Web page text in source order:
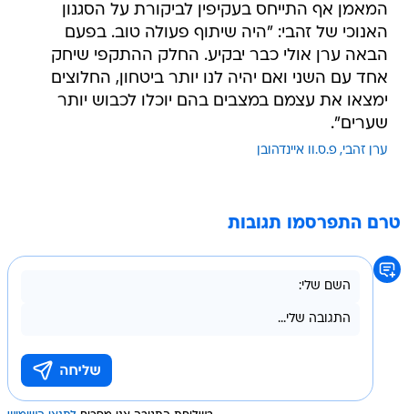
המאמן אף התייחס בעקיפין לביקורת על הסגנון
האנוכי של זהבי: "היה שיתוף פעולה טוב. בפעם
הבאה ערן אולי כבר יבקיע. החלק ההתקפי שיחק
אחד עם השני ואם יהיה לנו יותר ביטחון, החלוצים
ימצאו את עצמם במצבים בהם יוכלו לכבוש יותר
שערים".
ערן זהבי פ.ס.וו איינדהובן
טרם התפרסמו תגובות